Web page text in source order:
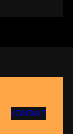
KONTAKT